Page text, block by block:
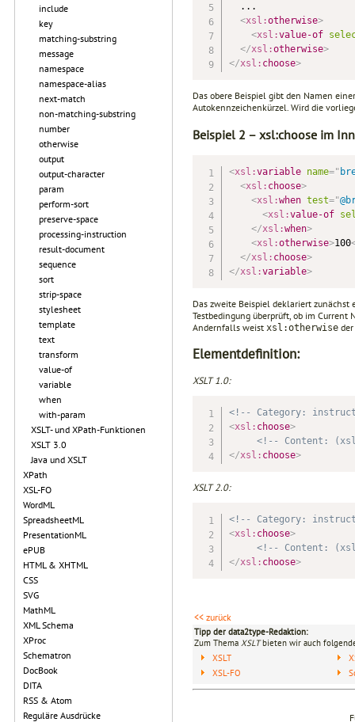
include
key
matching-substring
message
namespace
namespace-alias
next-match
non-matching-substring
number
otherwise
output
output-character
param
perform-sort
preserve-space
processing-instruction
result-document
sequence
sort
strip-space
stylesheet
template
text
transform
value-of
variable
when
with-param
XSLT- und XPath-Funktionen
XSLT 3.0
Java und XSLT
XPath
XSL-FO
WordML
SpreadsheetML
PresentationML
ePUB
HTML & XHTML
CSS
SVG
MathML
XML Schema
XProc
Schematron
DocBook
DITA
RSS & Atom
Reguläre Ausdrücke
  ...
<xsl:otherwise>
<xsl:value-of
</xsl:otherwise>
</xsl: choose>
Das obere Beispiel gibt den Namen
Autokennzeichenkür­zel. Wird die
Beispiel 2 – xsl:choose im
<xsl:variable name="
<xsl: choose>
<xsl:when test="
<xsl:value-of
</xsl:when>
<xsl:otherwise>100
</xsl: choose>
</xsl:variable>
Das zweite Beispiel deklariert zunächst
Testbedingung überprüft, ob im Current
Andernfalls weist xsl:otherwise
Elementdefinition:
XSLT 1.0:
<!-- Category:
<xsl: choose>
<!-- Content:
</xsl: choose>
XSLT 2.0:
<!-- Category:
<xsl: choose>
<!-- Content:
</xsl: choose>
<< zurück
Tipp der data2type-Redaktion:
Zum Thema XSLTbieten wir auch
XSLT
XSL-FO